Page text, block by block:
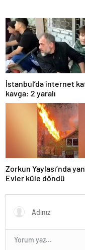
İstanbul’da internet
kavga: 2 yaralı
Zorkun Yaylası’nda
Evler küle döndü